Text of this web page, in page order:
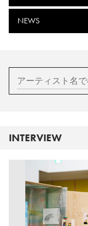
NEWS
INTERVIEW